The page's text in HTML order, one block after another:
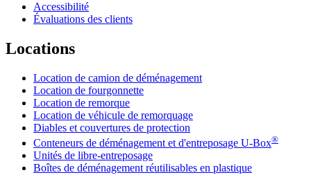
Accessibilité
Évaluations des clients
Locations
Location de camion de déménagement
Location de fourgonnette
Location de remorque
Location de véhicule de remorquage
Diables et couvertures de protection
Conteneurs de déménagement et d'entreposage U-Box®
Unités de libre-entreposage
Boîtes de déménagement réutilisables en plastique